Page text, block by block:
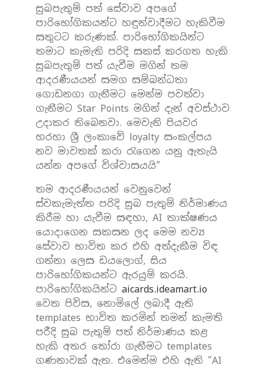
සුබපැතුම් පත් සේවාව අපගේ
පාරිභෝගිකයන්ට හඳුන්වාදීමට හැකිවීම
සතුටට කරුණක්. පාරිභෝගිකයින්ට
තමාට කැමැති පරිදි සකස් කරගත හැකි
සුබපැතුම් පත් යැවීම මගින් තම
ආදරණීයයන් සමග සම්බන්ධතා
ගොඩනගා ගැනීමට මෙන්ම පවත්වා
ගැනීමට Star Points මගින් දැන් අවස්ථාව
උදාකර තිබෙනවා. මෙවැනි පියවර
හරහා ශ්‍රී ලංකාවේ loyalty සංකල්පය
නව මාවතක් කරා රැගෙන යනු ඇතැයි
යන්න අපගේ විශ්වාසයයි”
තම ආදරණීයයන් වෙනුවෙන්
ස්වකැමැත්ත පරිදි සුබ පැතුම් නිර්මාණය
කිරීම හා යැවීම සඳහා, AI තාක්ෂණය
යොදාගෙන සකසන ලද මෙම නව්‍ය
සේවාව භාවිත කර එහි අත්දැකීම විඳ
ගන්නා ලෙස ඩයලොග්, සිය
පාරිභෝගිකයන්ට ඇරයුම් කරයි.
පාරිභෝගිකයින්ට aicards.ideamart.io
වෙත පිවිස, නොමිලේ ලබාදී ඇති
templates භාවිත කරමින් තමන් කැමති
පරීදි සුබ පැතුම් පත් නිර්මාණය කළ
හැකි අතර තෝරා ගැනීමට templates
ගණනාවක් ඇත. එමෙන්ම එහි ඇති "AI